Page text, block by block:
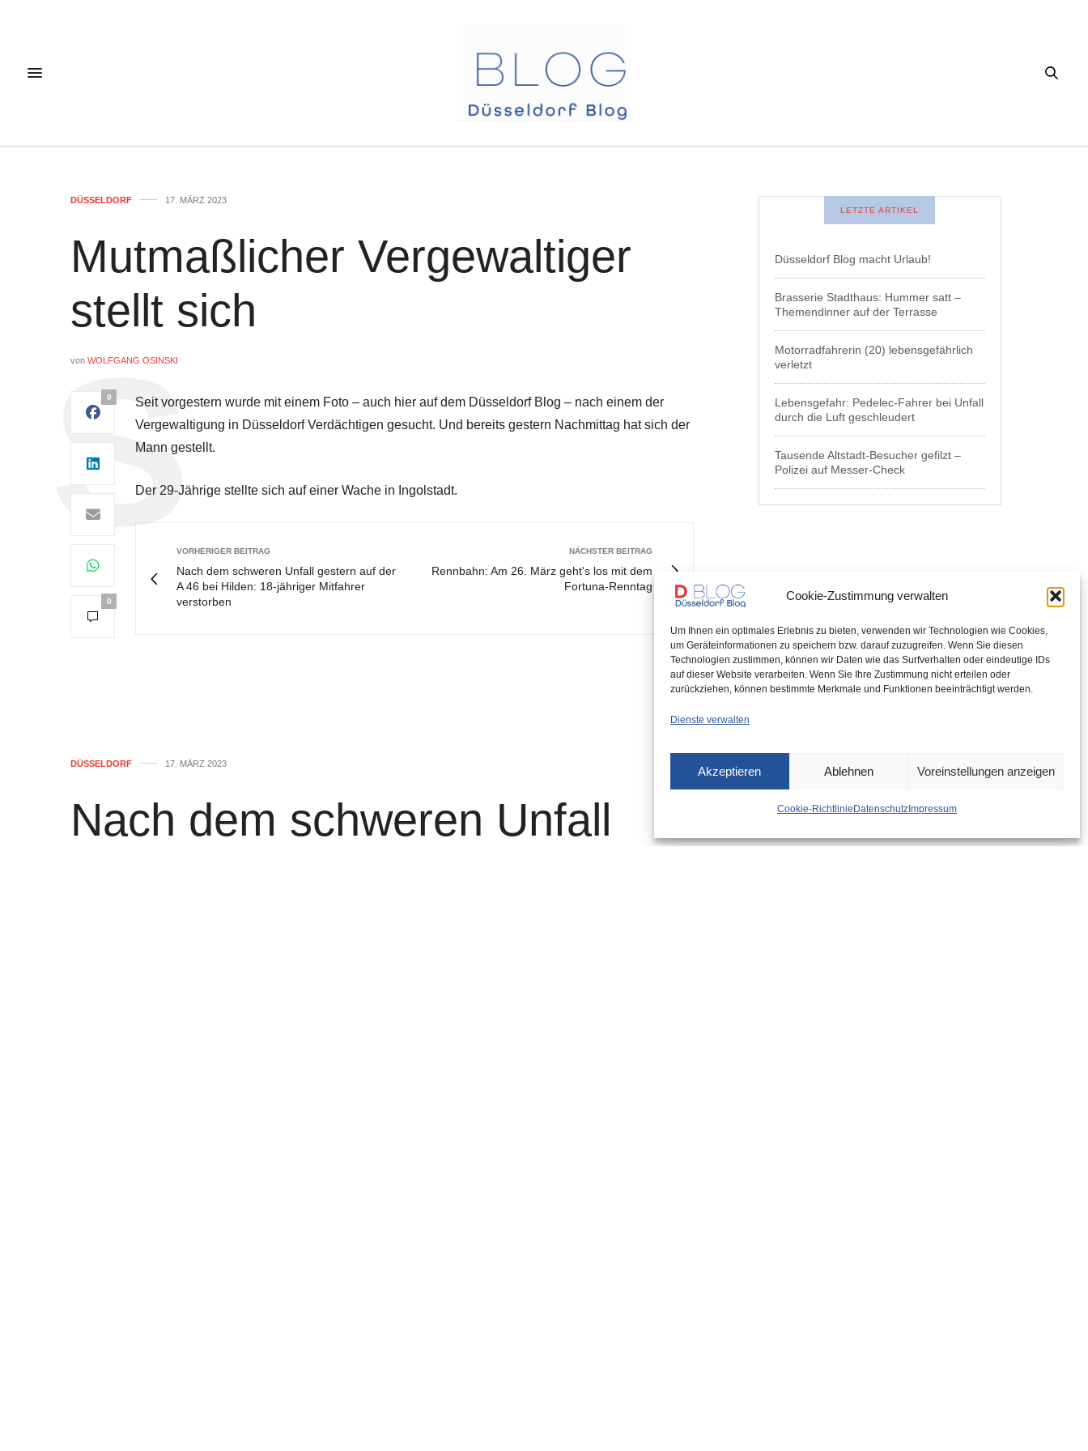
Cookie-Zustimmung verwalten
Um Ihnen ein optimales Erlebnis zu bieten, verwenden wir Technologien wie Cookies,
um Geräteinformationen zu speichern bzw. darauf zuzugreifen. Wenn Sie diesen
Technologien zustimmen, können wir Daten wie das Surfverhalten oder eindeutige IDs
auf dieser Website verarbeiten. Wenn Sie Ihre Zustimmung nicht erteilen oder
zurückziehen, können bestimmte Merkmale und Funktionen beeinträchtigt werden.
Dienste verwalten
Akzeptieren Ablehnen Voreinstellungen anzeigen
Cookie-Richtlinie DatenschutzImpressum
DÜSSELDORF 17. MÄRZ 2023
Mutmaßlicher Vergewaltiger
stellt sich
von WOLFGANG OSINSKI
0
0
Seit vorgestern wurde mit einem Foto – auch hier auf dem Düsseldorf Blog – nach einem der
Vergewaltigung in Düsseldorf Verdächtigen gesucht. Und bereits gestern Nachmittag hat sich der
Mann gestellt.
Der 29-Jährige stellte sich auf einer Wache in Ingolstadt.
VORHERIGER BEITRAG
Nach dem schweren Unfall gestern auf der
A 46 bei Hilden: 18-jähriger Mitfahrer
verstorben
NÄCHSTER BEITRAG
Rennbahn: Am 26. März geht's los mit dem
Fortuna-Renntag
LETZTE ARTIKEL
Düsseldorf Blog macht Urlaub!
Brasserie Stadthaus: Hummer satt –
Themendinner auf der Terrasse
Motorradfahrerin (20) lebensgefährlich
verletzt
Lebensgefahr: Pedelec-Fahrer bei Unfall
durch die Luft geschleudert
Tausende Altstadt-Besucher gefilzt –
Polizei auf Messer-Check
DÜSSELDORF 17. MÄRZ 2023
Nach dem schweren Unfall